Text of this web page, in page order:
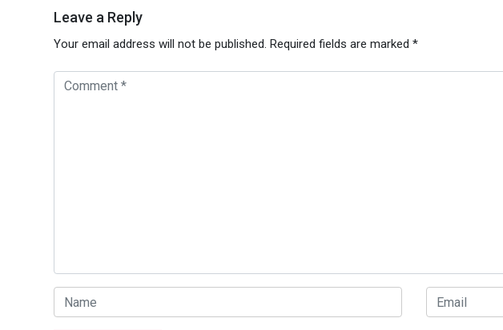
Leave a Reply
Your email address will not be published. Required fields are marked *